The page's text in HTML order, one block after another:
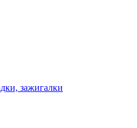
зажигалки